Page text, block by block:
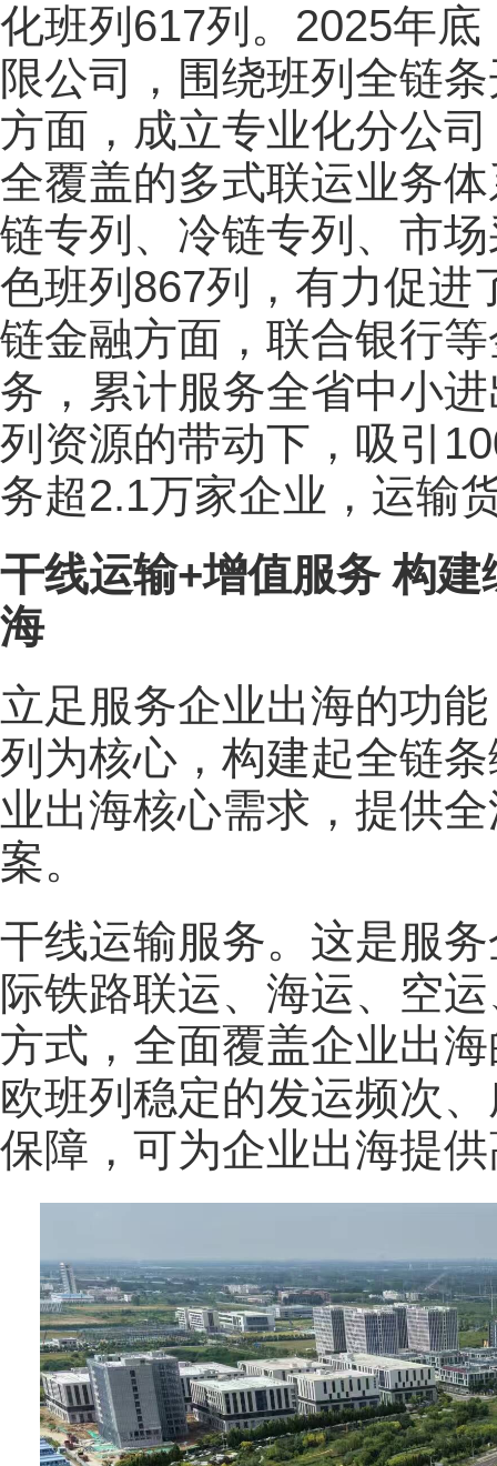
化班列617列。2025年
限公司，围绕班列全链
方面，成立专业化分公
全覆盖的多式联运业务
链专列、冷链专列、市
色班列867列，有力促进
链金融方面，联合银行
务，累计服务全省中小
列资源的带动下，吸引
务超2.1万家企业，运输
干线运输+增值服务 构
海
立足服务企业出海的功
列为核心，构建起全链
业出海核心需求，提供
案。
干线运输服务。这是服
际铁路联运、海运、空
方式，全面覆盖企业出
欧班列稳定的发运频次
保障，可为企业出海提